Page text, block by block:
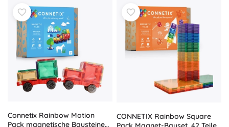
Connetix Rainbow Motion
Pack magnetische Bausteine
CONNETIX Rainbow Square